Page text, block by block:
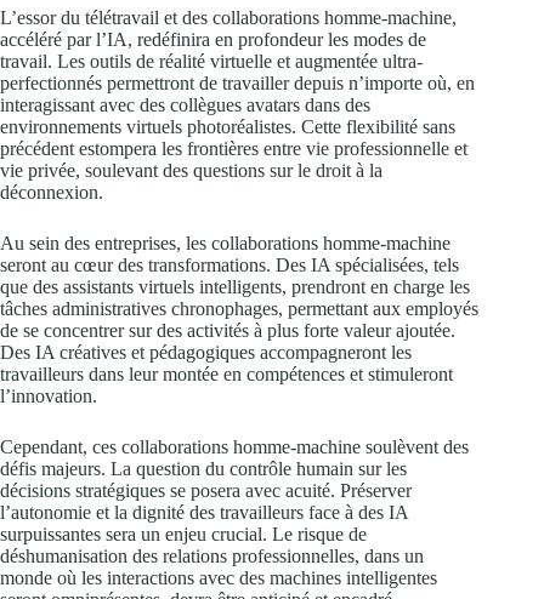
L’essor du télétravail et des collaborations homme-machine,
accéléré par l’IA, redéfinira en profondeur les modes de
travail. Les outils de réalité virtuelle et augmentée ultra-
perfectionnés permettront de travailler depuis n’importe où, en
interagissant avec des collègues avatars dans des
environnements virtuels photoréalistes. Cette flexibilité sans
précédent estompera les frontières entre vie professionnelle et
vie privée, soulevant des questions sur le droit à la
déconnexion.
Au sein des entreprises, les collaborations homme-machine
seront au cœur des transformations. Des IA spécialisées, tels
que des assistants virtuels intelligents, prendront en charge les
tâches administratives chronophages, permettant aux employés
de se concentrer sur des activités à plus forte valeur ajoutée.
Des IA créatives et pédagogiques accompagneront les
travailleurs dans leur montée en compétences et stimuleront
l’innovation.
Cependant, ces collaborations homme-machine soulèvent des
défis majeurs. La question du contrôle humain sur les
décisions stratégiques se posera avec acuité. Préserver
l’autonomie et la dignité des travailleurs face à des IA
surpuissantes sera un enjeu crucial. Le risque de
déshumanisation des relations professionnelles, dans un
monde où les interactions avec des machines intelligentes